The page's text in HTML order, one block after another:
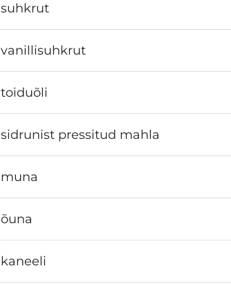
suhkrut
vanillisuhkrut
toiduõli
sidrunist pressitud mahla
muna
õuna
kaneeli